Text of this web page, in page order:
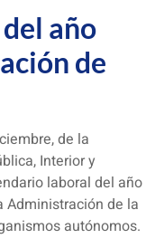
año
de
de la
Interior y
laboral del año
Administración de la
autónomos.